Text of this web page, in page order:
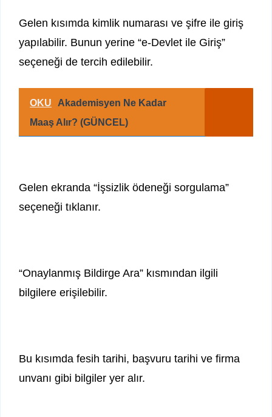
Gelen kısımda kimlik numarası ve şifre ile giriş
yapılabilir. Bunun yerine “e-Devlet ile Giriş”
seçeneği de tercih edilebilir.
OKU
Akademisyen Ne Kadar
Maaş Alır? (GÜNCEL)
Gelen ekranda “İşsizlik ödeneği sorgulama”
seçeneği tıklanır.
“Onaylanmış Bildirge Ara” kısmından ilgili
bilgilere erişilebilir.
Bu kısımda fesih tarihi, başvuru tarihi ve firma
unvanı gibi bilgiler yer alır.